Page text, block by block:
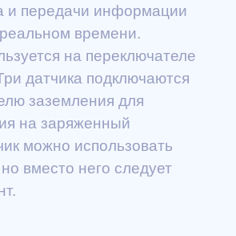
и передачи информации
времени.
на переключателе
датчика подключаются
заземления для
на заряженный
можно использовать
вместо него следует